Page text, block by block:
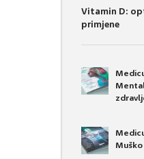
Vitamin D:
primjene